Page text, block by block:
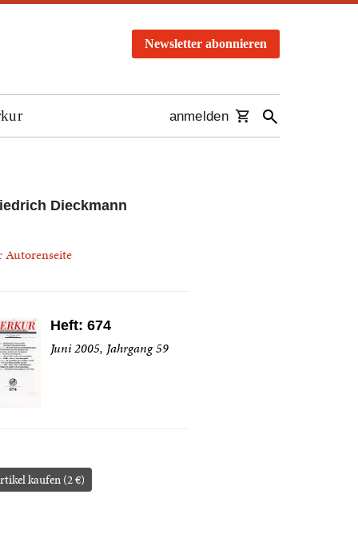
Newsletter abonnieren
anmelden
Dieckmann
Autorenseite
Heft: 674
Juni 2005, Jahrgang 59
kaufen (2 €)